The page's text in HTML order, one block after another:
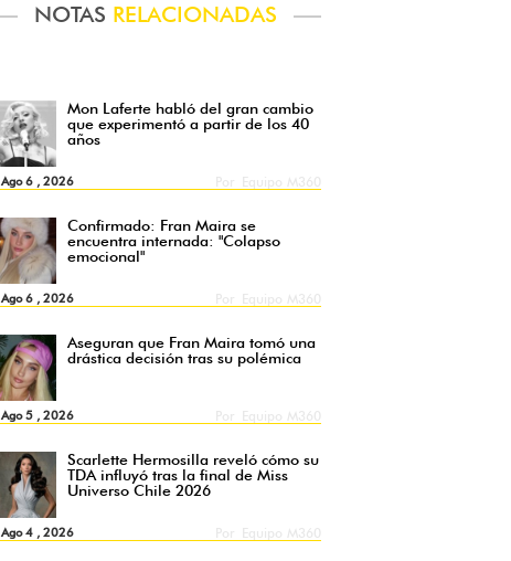
NOTAS RELACIONADAS
Mon Laferte habló del gran cambio
que experimentó a partir de los 40
años
Ago 6 , 2026
Confirmado: Fran Maira se
encuentra internada: "Colapso
emocional"
Ago 6 , 2026
Aseguran que Fran Maira tomó una
drástica decisión tras su polémica
Ago 5 , 2026
Scarlette Hermosilla reveló cómo su
TDA influyó tras la final de Miss
Universo Chile 2026
Ago 4 , 2026